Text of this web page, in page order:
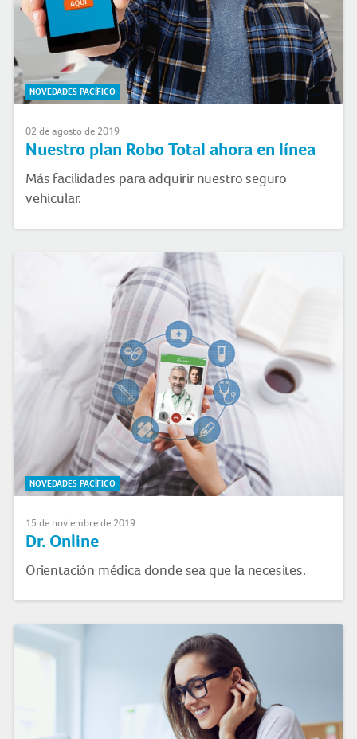
NOVEDADES PACÍFICO
02 de agosto de 2019
Nuestro plan Robo Total ahora en línea
Más facilidades para adquirir nuestro seguro
vehicular.
NOVEDADES PACÍFICO
15 de noviembre de 2019
Dr. Online
Orientación médica donde sea que la necesites.